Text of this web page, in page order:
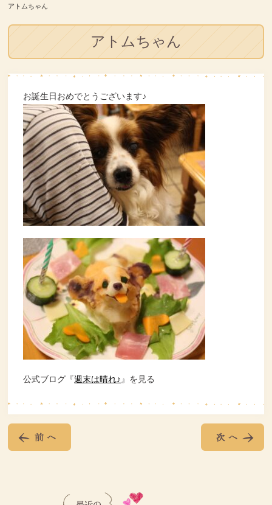
アトムちゃん
アトムちゃん
お誕生日おめでとうございます♪
公式ブログ『週末は晴れ♪ 』を見る